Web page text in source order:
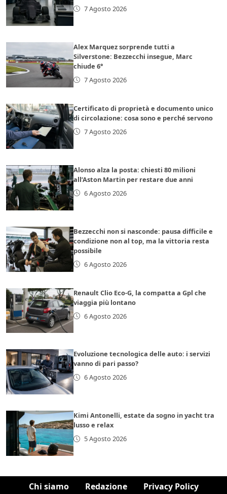
7 Agosto 2026
Alex Marquez sorprende tutti a
Silverstone: Bezzecchi insegue, Marc
chiude 6°
7 Agosto 2026
Certificato di proprietà e documento unico
di circolazione: cosa sono e perché servono
7 Agosto 2026
Alonso alza la posta: chiesti 80 milioni
all’Aston Martin per restare due anni
6 Agosto 2026
Bezzecchi non si nasconde: pausa difficile e
condizione non al top, ma la vittoria resta
possibile
6 Agosto 2026
Renault Clio Eco-G, la compatta a Gpl che
viaggia più lontano
6 Agosto 2026
Evoluzione tecnologica delle auto: i servizi
vanno di pari passo?
6 Agosto 2026
Kimi Antonelli, estate da sogno in yacht tra
lusso e relax
5 Agosto 2026
Chi siamo Redazione Privacy Policy